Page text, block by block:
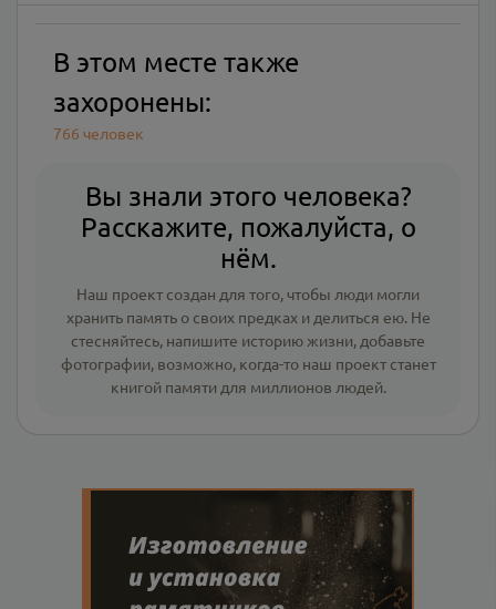
В этом месте также
захоронены:
766 человек
Вы знали этого человека?
Расскажите, пожалуйста, о
нём.
Наш проект создан для того, чтобы люди могли
хранить память о своих предках и делиться ею. Не
стесняйтесь, напишите историю жизни, добавьте
фотографии, возможно, когда-то наш проект станет
книгой памяти для миллионов людей.